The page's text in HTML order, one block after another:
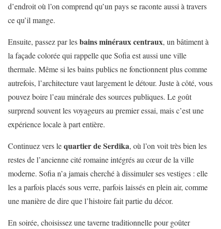
d’endroit où l’on comprend qu’un pays se raconte aussi à travers
ce qu’il mange.
Ensuite, passez par lesbains minéraux centraux, un bâtiment à
la façade colorée qui rappelle que Sofia est aussi une ville
thermale. Même si les bains publics ne fonctionnent plus comme
autrefois, l’architecture vaut largement le détour. Juste à côté, vous
pouvez boire l’eau minérale des sources publiques. Le goût
surprend souvent les voyageurs au premier essai, mais c’est une
expérience locale à part entière.
Continuez vers lequartier de Serdika, où l’on voit très bien les
restes de l’ancienne cité romaine intégrés au cœur de la ville
moderne. Sofia n’a jamais cherché à dissimuler ses vestiges : elle
les a parfois placés sous verre, parfois laissés en plein air, comme
une manière de dire que l’histoire fait partie du décor.
En soirée, choisissez une taverne traditionnelle pour goûter